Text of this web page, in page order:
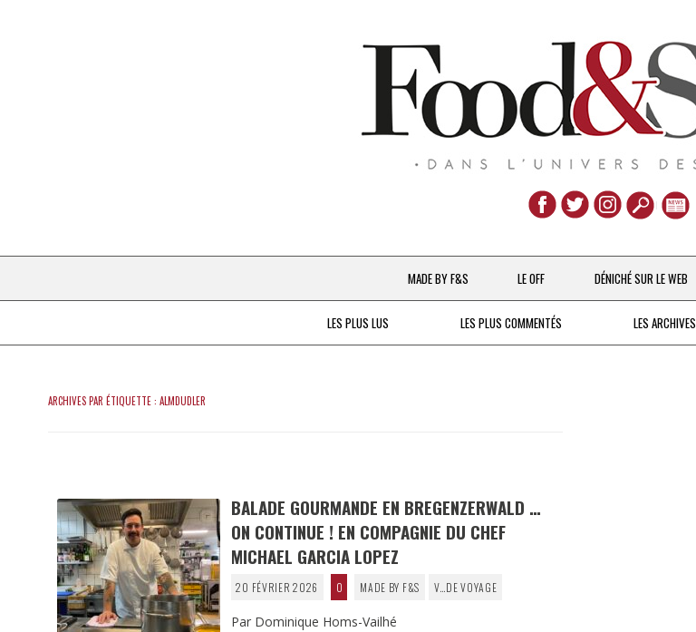
Aller
au
contenu
MADE BY F&S
CHEFS & ACTUALITÉS
LE OFF DÉNICHÉ SUR LE WEB
LES PLUS LUS LES PLUS COMMENTÉS LES ARCHIVES
ARCHIVES PAR ÉTIQUETTE : ALMDUDLER
BALADE GOURMANDE EN BREGENZERWALD …
ON CONTINUE ! EN COMPAGNIE DU CHEF
MICHAEL GARCIA LOPEZ
20 FÉVRIER 2026 0 MADE BY F&S V…DE VOYAGE
Par Dominique Homs-Vailhé